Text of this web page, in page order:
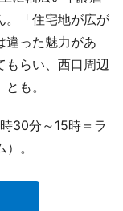
。「住宅地が広が
違った魅力があ
もらい、西口周辺
も。
30分～15時＝ラ
。